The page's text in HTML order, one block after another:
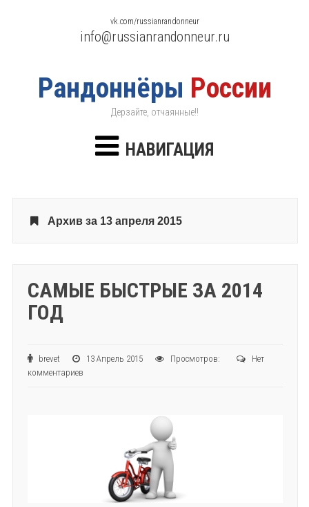
Рандоннёры России
Дерзайте, отчаянные!!
vk.com/russianrandonneur
info@russianrandonneur.ru
НАВИГАЦИЯ
Архив за 13 апреля 2015
САМЫЕ БЫСТРЫЕ ЗА 2014
ГОД
brevet 13 Апрель 2015 Просмотров:
Нет
комментариев